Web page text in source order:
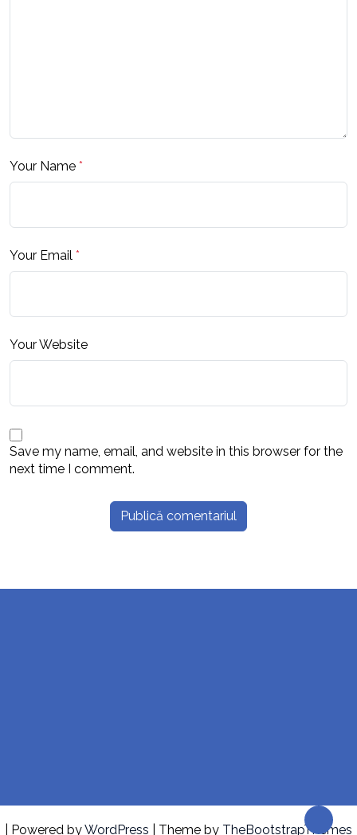
Your Name *
Your Email *
Your Website
Save my name, email, and website in this browser for the
next time I comment.
| Powered byWordPress | Theme by TheBootstrapThemes